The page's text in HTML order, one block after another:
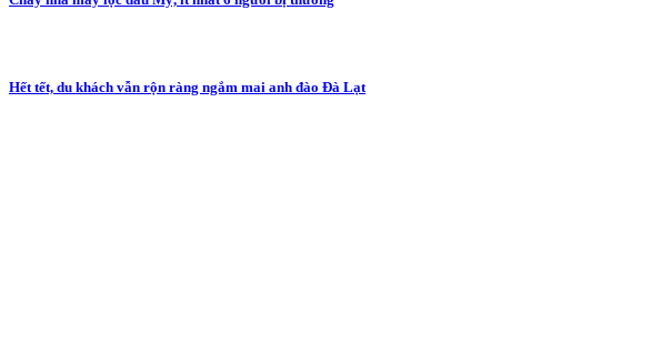
Hết tết, du khách vẫn rộn ràng ngắm mai anh đào Đà Lạt